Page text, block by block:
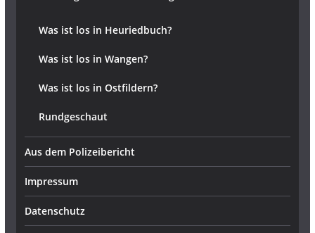
Was ist los in Heuriedbuch?
Was ist los in Wangen?
Was ist los in Ostfildern?
Rundgeschaut
Aus dem Polizeibericht
Impressum
Datenschutz